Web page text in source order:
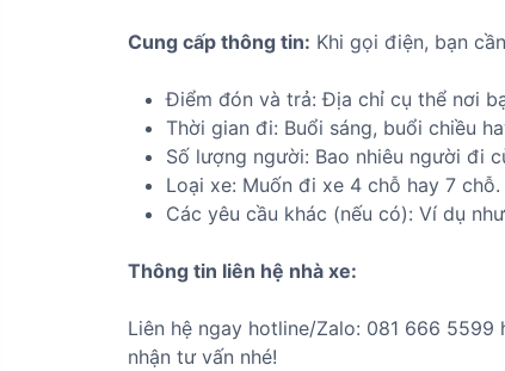
Cung cấp thông tin: Khi gọi điện, bạn
Điểm đón và trả: Địa chỉ cụ thể nơi
Thời gian đi: Buổi sáng, buổi chiều
Số lượng người: Bao nhiêu người đi
Loại xe: Muốn đi xe 4 chỗ hay 7 chỗ.
Các yêu cầu khác (nếu có): Ví dụ
Thông tin liên hệ nhà xe:
Liên hệ ngay hotline/Zalo: 081 666
nhận tư vấn nhé!